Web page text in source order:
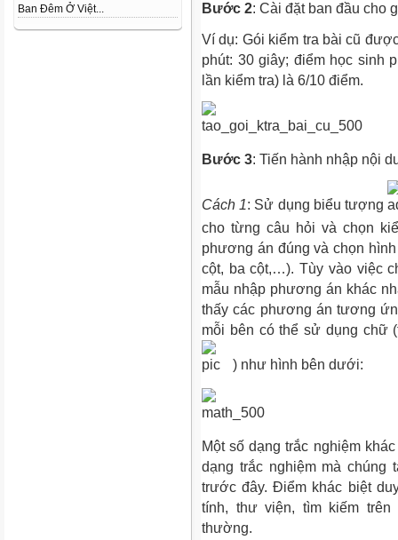
Ban Đêm Ở Việt...
Bước 2: Cài đặt ban đầu cho
Ví dụ: Gói kiểm tra bài cũ
phút: 30 giây; điểm học sinh
lần kiểm tra) là 6/10 điểm.
Bước 3: Tiến hành nhập nội
Cách 1: Sử dụng biểu tượng
cho từng câu hỏi và chọn
phương án đúng và chọn
cột, ba cột,…). Tùy vào việc
mẫu nhập phương án khác
thấy các phương án tương
mỗi bên có thể sử dụng chữ
) như hình bên dưới:
Một số dạng trắc nghiệm
dạng trắc nghiệm mà chúng
trước đây. Điểm khác biệt
tính, thư viện, tìm kiếm
thường.